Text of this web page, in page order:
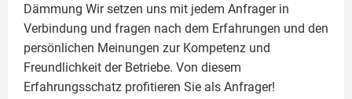
Dämmung Wir setzen uns mit jedem Anfrager in
Verbindung und fragen nach dem Erfahrungen und den
persönlichen Meinungen zur Kompetenz und
Freundlichkeit der Betriebe. Von diesem
Erfahrungsschatz profitieren Sie als Anfrager!